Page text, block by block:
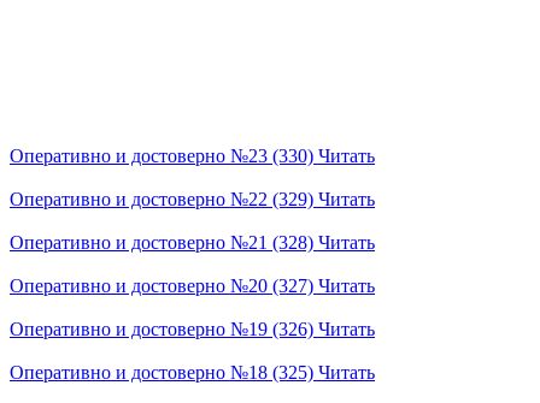
Оперативно и достоверно №23 (330) Читать
Оперативно и достоверно №22 (329) Читать
Оперативно и достоверно №21 (328) Читать
Оперативно и достоверно №20 (327) Читать
Оперативно и достоверно №19 (326) Читать
Оперативно и достоверно №18 (325) Читать